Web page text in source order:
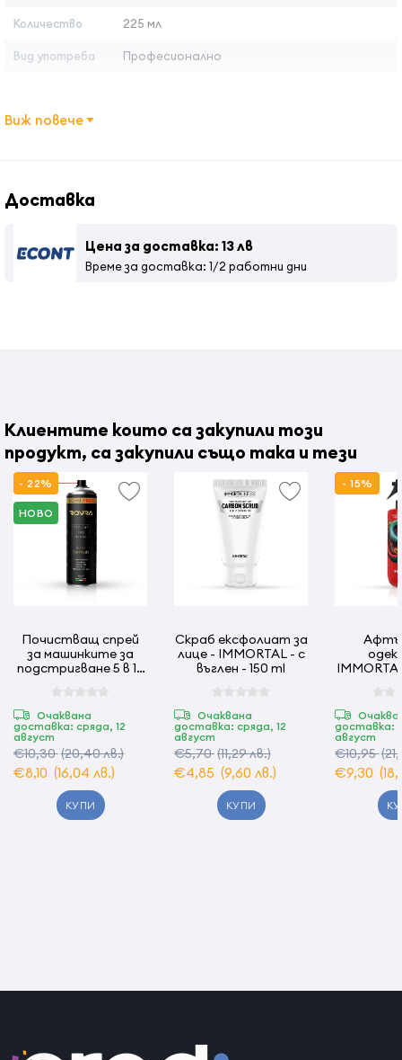
Количество 225 мл
Вид употреба Професионално
Виж повече
Доставка
Цена за доставка: 13 лв
Време за доставка: 1/2 работни дни
Клиентите които са закупили този
продукт, са закупили също така и тези
- 22%
НОВО
Почистващ спрей
за машинките за
подстригване 5 в 1 -
Очаквана
доставка: сряда, 12
август
€10,30(20,40 лв.)
€8,10 (16,04 лв.)
КУПИ
Скраб ексфолиат за
лице - IMMORTAL - с
въглен - 150 ml
Очаквана
доставка: сряда, 12
август
€5,70(11,29 лв.)
€4,85 (9,60 лв.)
КУПИ
- 15%
доставка:
август
€10,95
€9,30